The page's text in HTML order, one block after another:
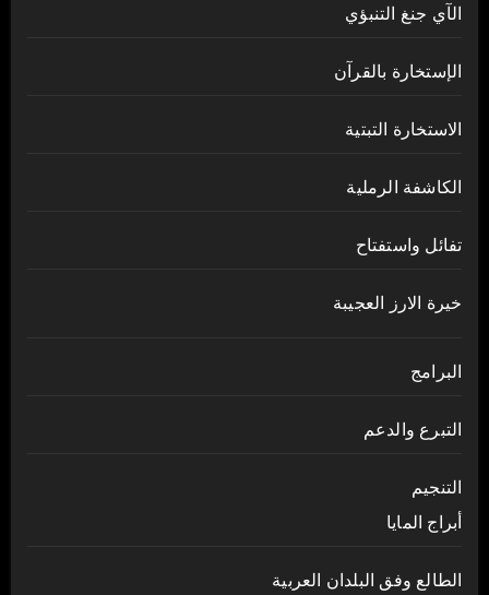
الآي جنغ التنبؤي
الإستخارة بالقرآن
الاستخارة التبتية
الكاشفة الرملية
تفائل واستفتاح
خيرة الارز العجيبة
البرامج
التبرع والدعم
التنجيم
أبراج المايا
الطالع وفق البلدان العربية